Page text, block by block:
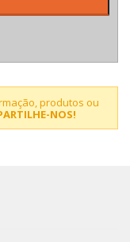
produtos ou
NOS!